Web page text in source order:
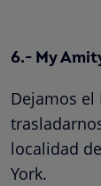
6.- My
Dejamos el
localidad
York.